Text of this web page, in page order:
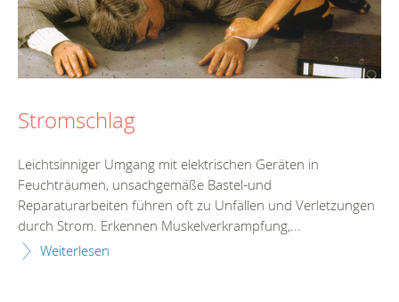
Stromschlag
Leichtsinniger Umgang mit elektrischen Geräten in
Feuchträumen, unsachgemäße Bastel-und
Reparaturarbeiten führen oft zu Unfällen und Verletzungen
durch Strom. Erkennen Muskelverkrampfung,...
Weiterlesen